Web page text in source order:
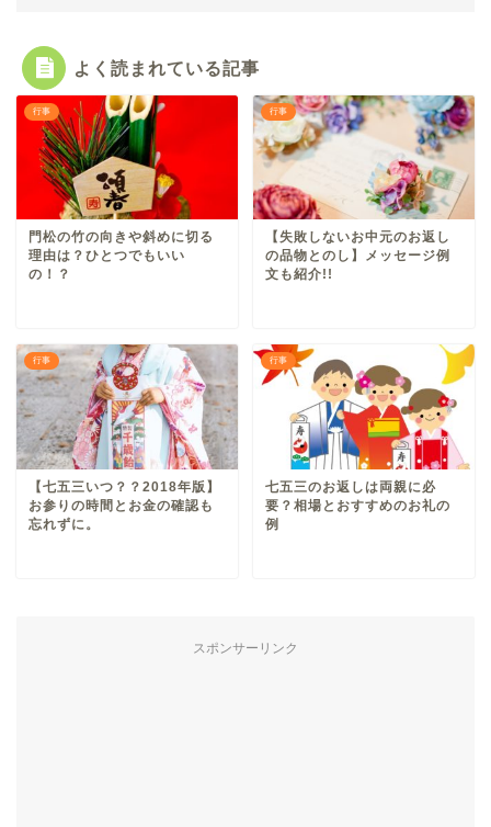
よく読まれている記事
行事
門松の竹の向きや斜めに切る
理由は？ひとつでもいい
の！？
行事
【失敗しないお中元のお返し
の品物とのし】メッセージ例
文も紹介!!
行事
【七五三いつ？？2018年版】
お参りの時間とお金の確認も
忘れずに。
行事
七五三のお返しは両親に必
要？相場とおすすめのお礼の
例
スポンサーリンク